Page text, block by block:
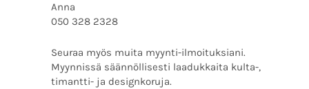
Anna
050 328 2328
Seuraa myös muita myynti-ilmoituksiani.
Myynnissä säännöllisesti laadukkaita kulta-,
timantti- ja designkoruja.